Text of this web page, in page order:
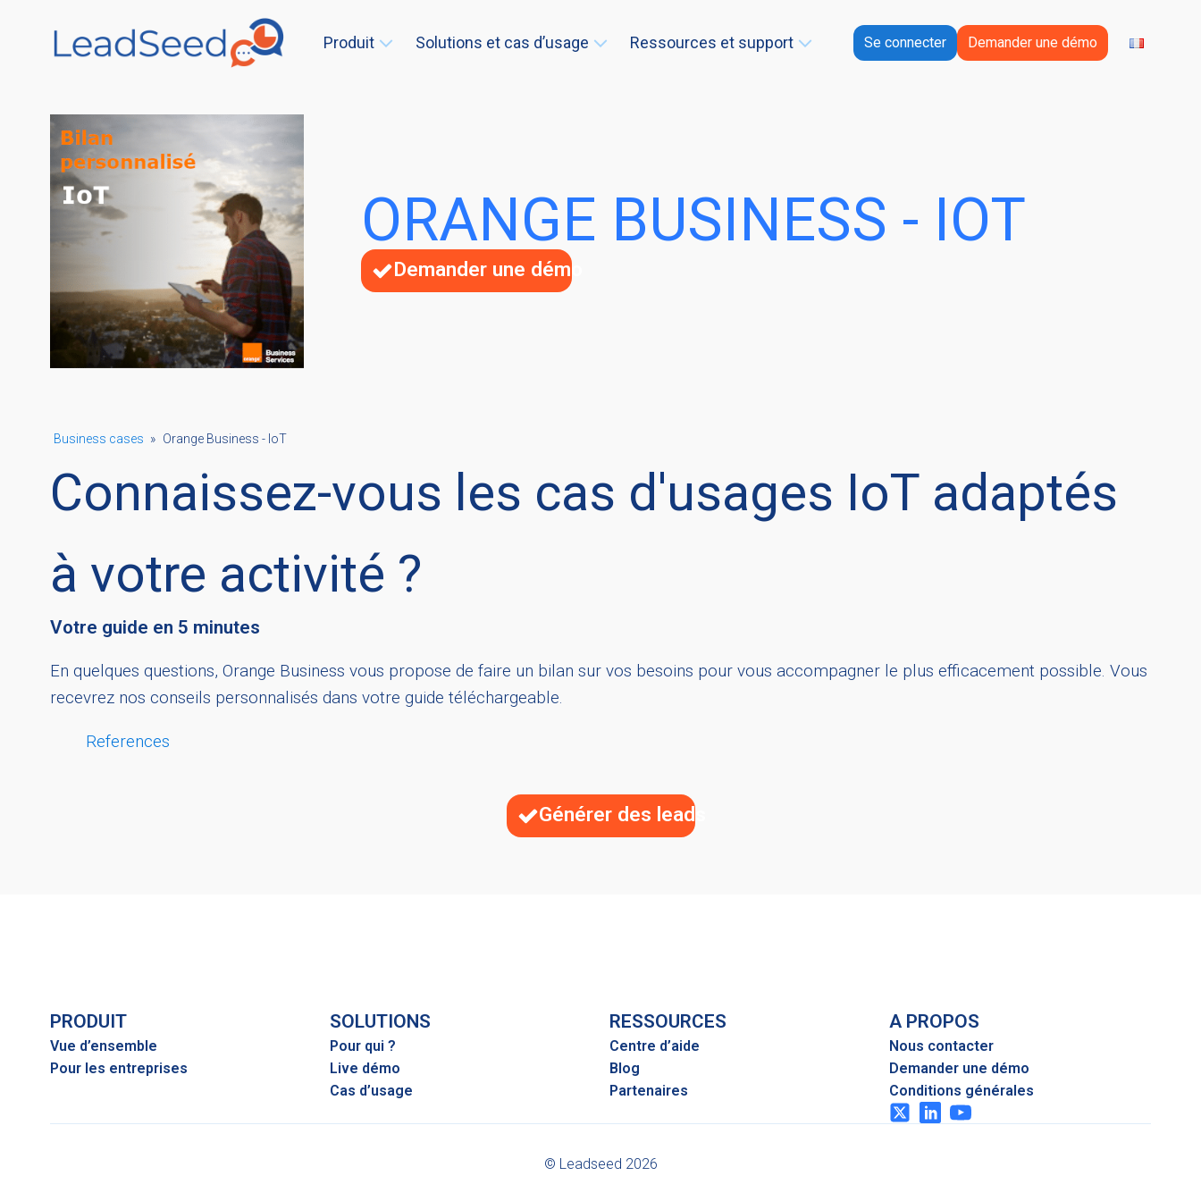
Produit Solutions et cas d’usage Ressources et support Se connecter Demander une démo
ORANGE BUSINESS - IOT
Demander une démo
Business cases » Orange Business - IoT
Connaissez-vous les cas d'usages IoT adaptés
à votre activité ?
Votre guide en 5 minutes
En quelques questions, Orange Business vous propose de faire un bilan sur vos besoins pour vous accompagner le plus efficacement possible. Vous
recevrez nos conseils personnalisés dans votre guide téléchargeable.
References
Générer des leads
PRODUIT
Vue d’ensemble
Pour les entreprises
SOLUTIONS
Pour qui ?
Live démo
Cas d’usage
RESSOURCES
Centre d’aide
Blog
Partenaires
A PROPOS
Nous contacter
Demander une démo
Conditions générales
© Leadseed 2026